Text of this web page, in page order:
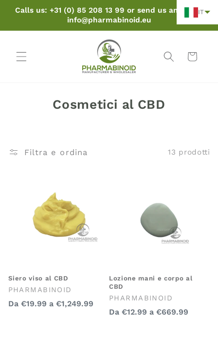
Vai al
Calls us: +31 (0) 85 208 13 99 or send us an email:
info@pharmabinoid.eu
Carrello
C
l
i
o
n
Cosmetici al CBD
Filtra e ordina 13 prodotti
Siero viso al CBD
Venditore:
PHARMABINOID
Prezzo
Da €19.99 a €1,249.99
Lozione mani e corpo al
CBD
Venditore:
PHARMABINOID
Prezzo
Da €12.99 a €669.99
IT